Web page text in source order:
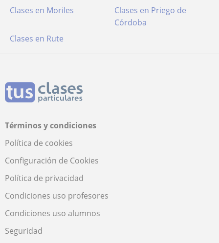
Clases en Moriles
Clases en Priego de
Córdoba
Clases en Rute
Términos y condiciones
Política de cookies
Configuración de Cookies
Política de privacidad
Condiciones uso profesores
Condiciones uso alumnos
Seguridad